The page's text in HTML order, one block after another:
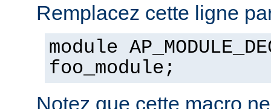
Remplacez cette ligne
module
foo_module;
Notez que cette macro